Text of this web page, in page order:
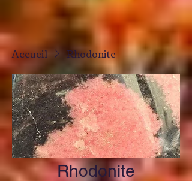
Accueil Rhodonite
Rhodonite